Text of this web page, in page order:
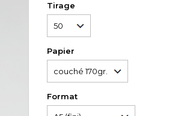
Tirage
Papier
Format